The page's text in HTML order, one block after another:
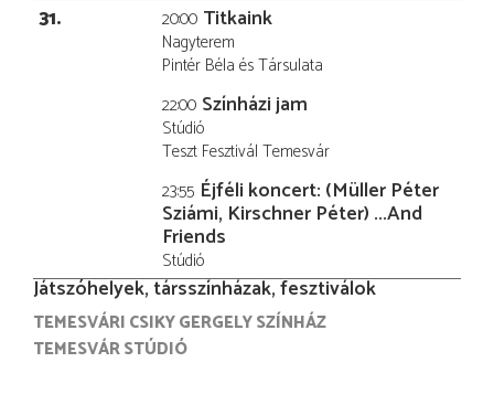
31 20:00 Titkaink
Nagyterem
Pintér Béla és Társulata
22:00 Színházi jam
Stúdió
Teszt Fesztivál Temesvár
23:55 Éjféli koncert: (Müller Péter
Sziámi, Kirschner Péter) ...And
Friends
Stúdió
Játszóhelyek, társszínházak, fesztiválok
TEMESVÁRI CSIKY GERGELY SZÍNHÁZ
TEMESVÁR STÚDIÓ